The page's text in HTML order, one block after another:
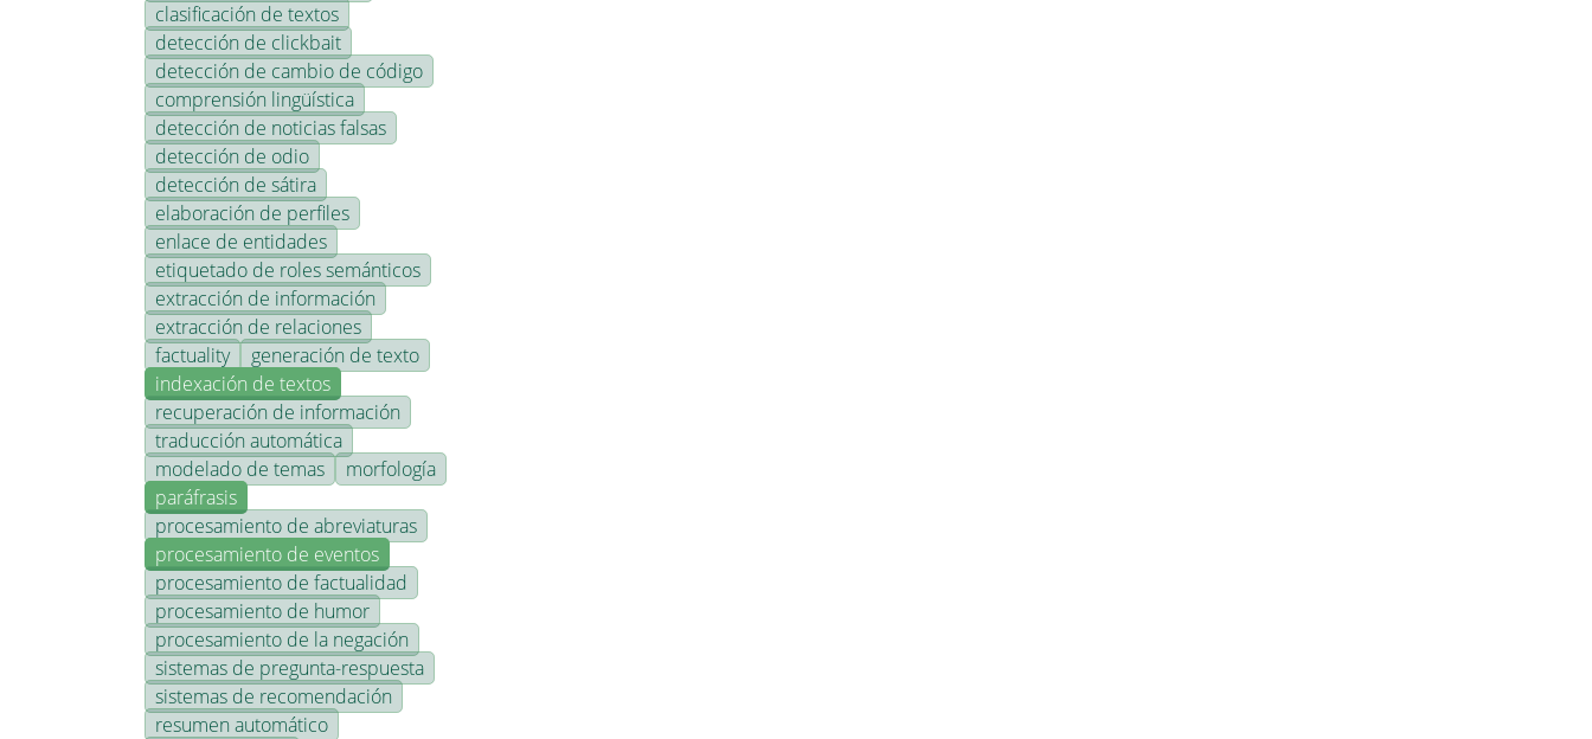
clasificación de textos
detección de clickbait
detección de cambio de código
comprensión lingüística
detección de noticias falsas
detección de odio
detección de sátira
elaboración de perfiles
enlace de entidades
etiquetado de roles semánticos
extracción de información
extracción de relaciones
factuality
generación de texto
indexación de textos
recuperación de información
traducción automática
modelado de temas
morfología
paráfrasis
procesamiento de abreviaturas
procesamiento de eventos
procesamiento de factualidad
procesamiento de humor
procesamiento de la negación
sistemas de pregunta-respuesta
sistemas de recomendación
resumen automático